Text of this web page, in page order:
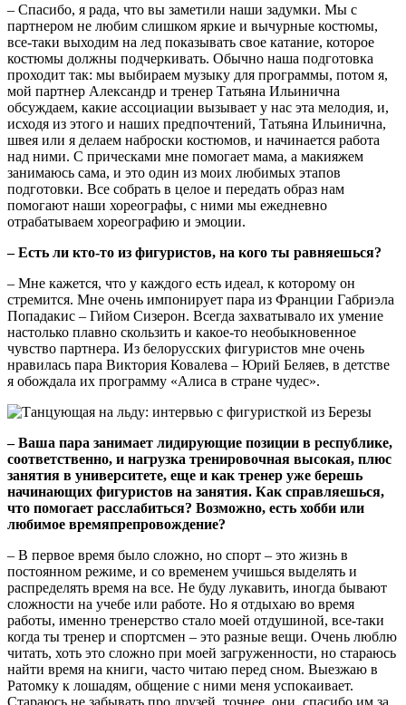
– Спасибо, я рада, что вы заметили наши задумки. Мы с
партнером не любим слишком яркие и вычурные костюмы,
все-таки выходим на лед показывать свое катание, которое
костюмы должны подчеркивать. Обычно наша подготовка
проходит так: мы выбираем музыку для программы, потом я,
мой партнер Александр и тренер Татьяна Ильинична
обсуждаем, какие ассоциации вызывает у нас эта мелодия, и,
исходя из этого и наших предпочтений, Татьяна Ильинична,
швея или я делаем наброски костюмов, и начинается работа
над ними. С прическами мне помогает мама, а макияжем
занимаюсь сама, и это один из моих любимых этапов
подготовки. Все собрать в целое и передать образ нам
помогают наши хореографы, с ними мы ежедневно
отрабатываем хореографию и эмоции.
– Есть ли кто-то из фигуристов, на кого ты равняешься?
– Мне кажется, что у каждого есть идеал, к которому он
стремится. Мне очень импонирует пара из Франции Габриэла
Попадакис – Гийом Сизерон. Всегда захватывало их умение
настолько плавно скользить и какое-то необыкновенное
чувство партнера. Из белорусских фигуристов мне очень
нравилась пара Виктория Ковалева – Юрий Беляев, в детстве
я обождала их программу «Алиса в стране чудес».
– Ваша пара занимает лидирующие позиции в республике,
соответственно, и нагрузка тренировочная высокая, плюс
занятия в университете, еще и как тренер уже берешь
начинающих фигуристов на занятия. Как справляешься,
что помогает расслабиться? Возможно, есть хобби или
любимое времяпрепровождение?
– В первое время было сложно, но спорт – это жизнь в
постоянном режиме, и со временем учишься выделять и
распределять время на все. Не буду лукавить, иногда бывают
сложности на учебе или работе. Но я отдыхаю во время
работы, именно тренерство стало моей отдушиной, все-таки
когда ты тренер и спортсмен – это разные вещи. Очень люблю
читать, хоть это сложно при моей загруженности, но стараюсь
найти время на книги, часто читаю перед сном. Выезжаю в
Ратомку к лошадям, общение с ними меня успокаивает.
Стараюсь не забывать про друзей, точнее, они, спасибо им за